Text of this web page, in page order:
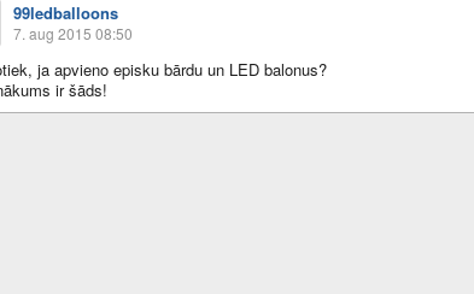
99ledballoons
7. aug 2015 08:50
ja apvieno episku bārdu un LED balonus?
ir šāds!